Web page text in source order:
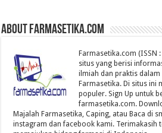
About farmasetika.com
Farmasetika.com (ISSN
situs yang berisi
ilmiah dan praktis dalam
Farmasetika. Di situs ini
populer. Sign Up untuk
farmasetika.com.
Majalah Farmasetika, Caping, atau Baca di
instagram dan facebook kami. Terimakasih